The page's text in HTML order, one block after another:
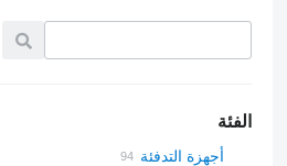
الفئة
أجهزة التدفئة